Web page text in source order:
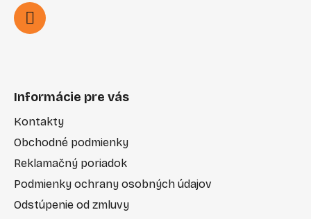
Informácie pre vás
Kontakty
Obchodné podmienky
Reklamačný poriadok
Podmienky ochrany osobných údajov
Odstúpenie od zmluvy